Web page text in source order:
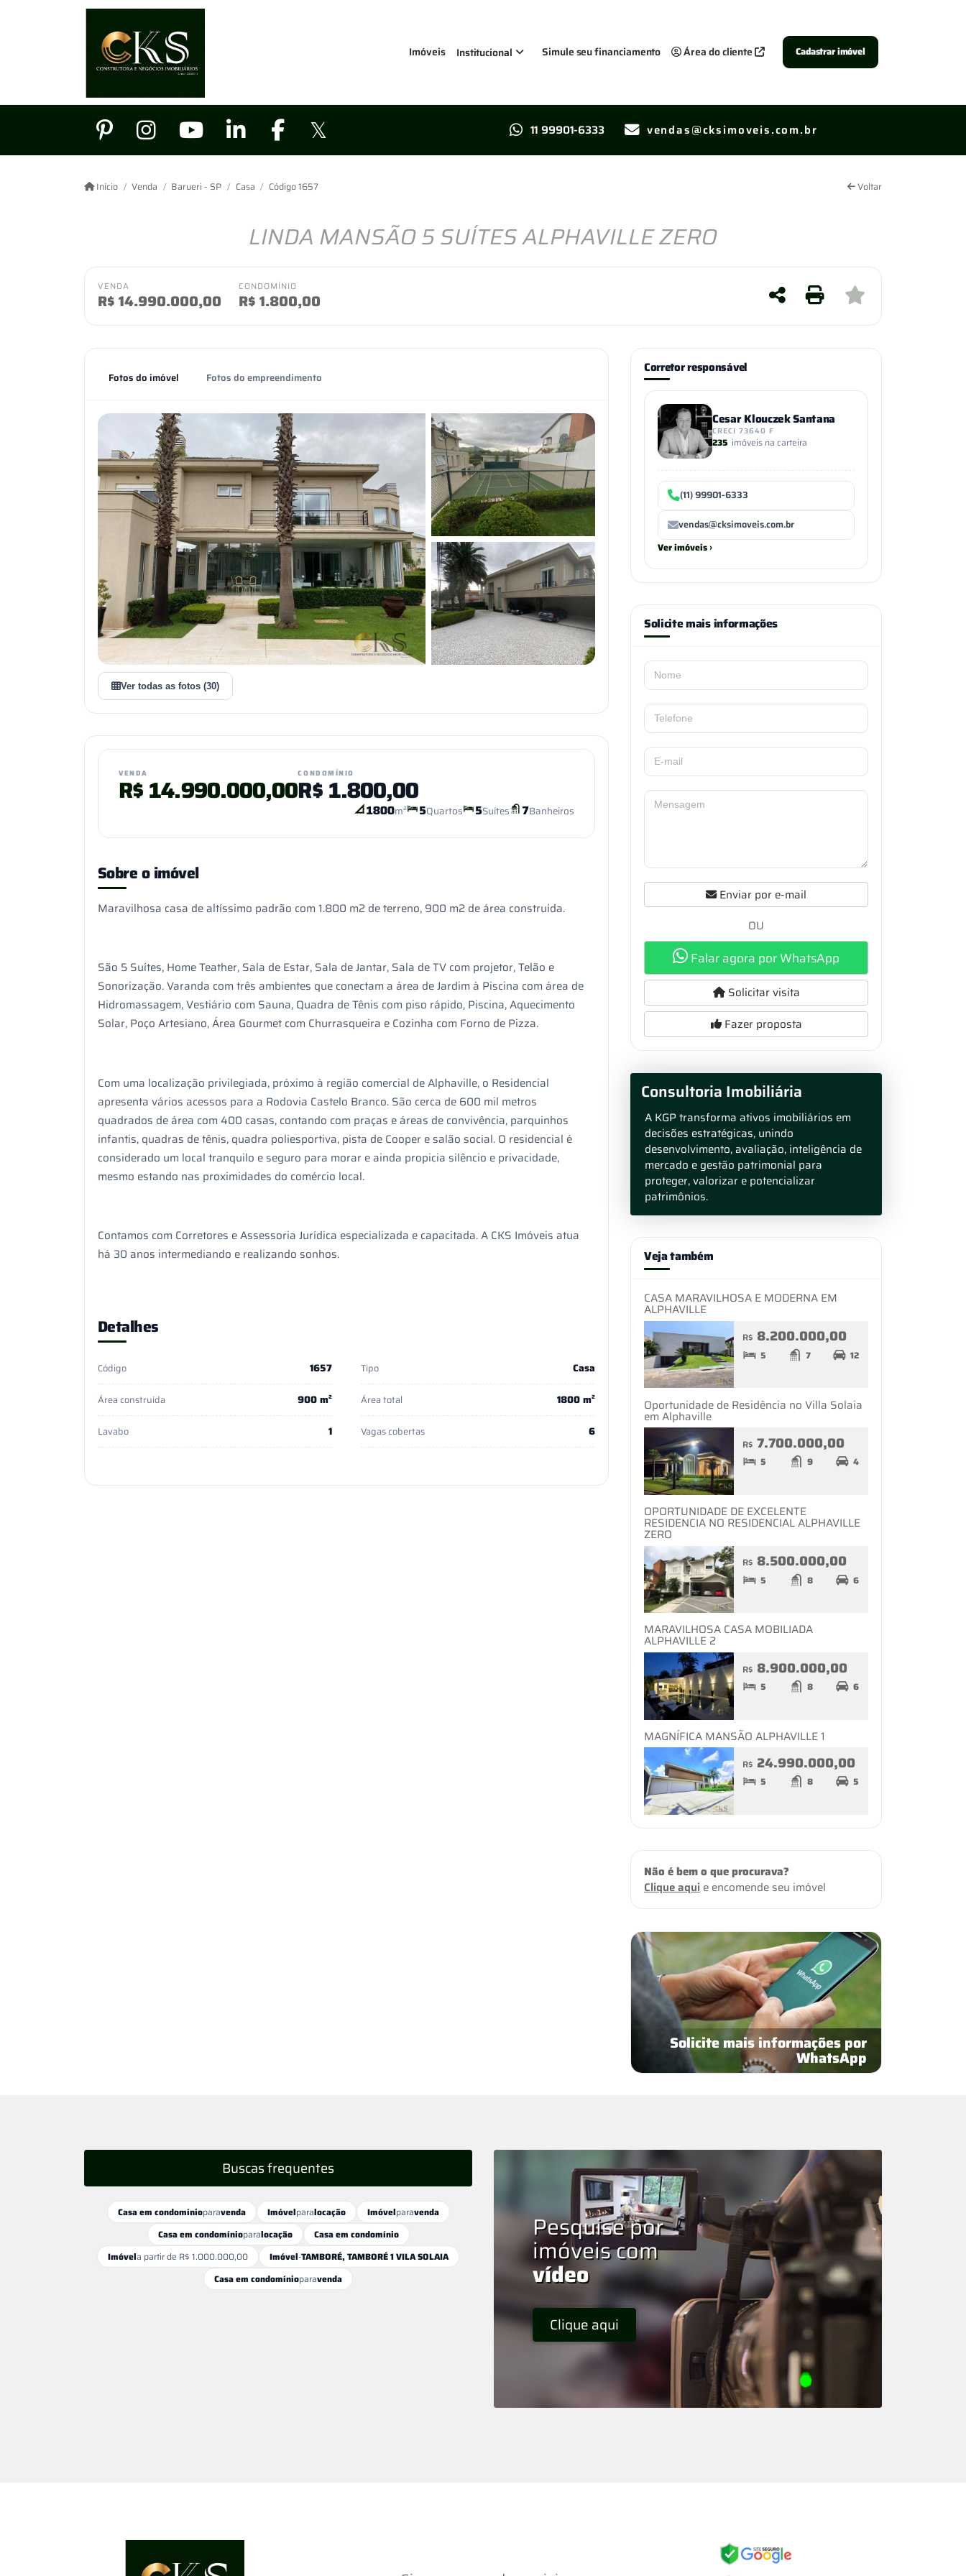
Imóveis Institucional Simule seu financiamento Área do cliente Cadastrar imóvel
11 99901-6333 vendas@cksimoveis.com.br
Início Venda Barueri - SP Casa Código 1657 Voltar
LINDA MANSÃO 5 SUÍTES ALPHAVILLE ZERO
VENDA
R$14.990.000,00
CONDOMÍNIO
R$1.800,00
Fotos do imóvel Fotos do empreendimento
+27
Ver todas as fotos (30)
VENDA
R$14.990.000,00CONDOMÍNIO
R$1.800,00
1800m² 5Quartos 5Suítes 7Banheiros
Sobre o imóvel
Maravilhosa casa de altíssimo padrão com 1.800 m2 de terreno, 900 m2 de área construída.
São 5 Suítes, Home Teather, Sala de Estar, Sala de Jantar, Sala de TV com projetor, Telão e
Sonorização. Varanda com três ambientes que conectam a área de Jardim à Piscina com área de
Hidromassagem, Vestiário com Sauna, Quadra de Tênis com piso rápido, Piscina, Aquecimento
Solar, Poço Artesiano, Área Gourmet com Churrasqueira e Cozinha com Forno de Pizza.
Com uma localização privilegiada, próximo à região comercial de Alphaville, o Residencial
apresenta vários acessos para a Rodovia Castelo Branco. São cerca de 600 mil metros
quadrados de área com 400 casas, contando com praças e áreas de convivência, parquinhos
infantis, quadras de tênis, quadra poliesportiva, pista de Cooper e salão social. O residencial é
considerado um local tranquilo e seguro para morar e ainda propicia silêncio e privacidade,
mesmo estando nas proximidades do comércio local.
Contamos com Corretores e Assessoria Jurídica especializada e capacitada. A CKS Imóveis atua
há 30 anos intermediando e realizando sonhos.
Detalhes
Código 1657 Tipo Casa
Área construída 900 m² Área total 1800 m²
Lavabo 1 Vagas cobertas 6
Corretor responsável
Cesar Klouczek Santana
CRECI 73640 F
235 imóveis na carteira
(11) 99901-6333
vendas@cksimoveis.com.br
Ver imóveis ›
Solicite mais informações
Enviar por e-mail
OU
Falar agora por WhatsApp
Solicitar visita
Fazer proposta
Consultoria Imobiliária
A KGP transforma ativos imobiliários em
decisões estratégicas, unindo
desenvolvimento, avaliação, inteligência de
mercado e gestão patrimonial para
proteger, valorizar e potencializar
patrimônios.
Veja também
CASA MARAVILHOSA E MODERNA EM
ALPHAVILLE
R$ 8.200.000,00
5 7 12
Oportunidade de Residência no Villa Solaia
em Alphaville
R$ 7.700.000,00
5 9 4
OPORTUNIDADE DE EXCELENTE
RESIDENCIA NO RESIDENCIAL ALPHAVILLE
ZERO
R$ 8.500.000,00
5 8 6
MARAVILHOSA CASA MOBILIADA
ALPHAVILLE 2
R$ 8.900.000,00
5 8 6
MAGNÍFICA MANSÃO ALPHAVILLE 1
R$ 24.990.000,00
5 8 5
Não é bem o que procurava?
Clique aqui e encomende seu imóvel
Solicite mais informações por
WhatsApp
Buscas frequentes
Casa em condomínioparavenda Imóvelparalocação Imóvelparavenda
Casa em condomínioparalocação
Casa em condomínio
Imóvela partir de R$ 1.000.000,00 Imóvel-TAMBORÉ, TAMBORÉ 1 VILA SOLAIA
Casa em condomínioparavenda
Pesquise por
imóveis com
vídeo
Clique aqui